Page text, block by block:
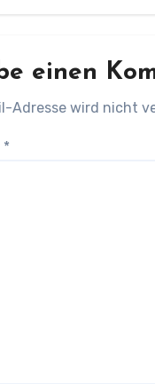
einen
Adresse wird nicht
*